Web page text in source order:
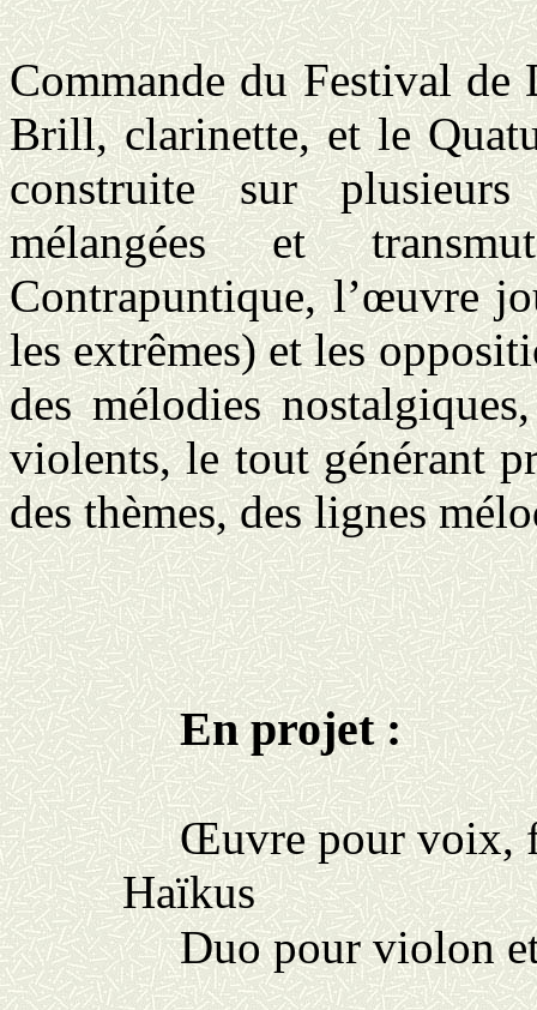
Commande du Festival de
Brill, clarinette, et le
construite sur plusieurs
mélangées et
Contrapuntique, l’œuvre
les extrêmes) et les
des mélodies
violents, le tout générant
des thèmes, des lignes
En projet :
Œuvre pour voix,
Haïkus
Duo pour violon